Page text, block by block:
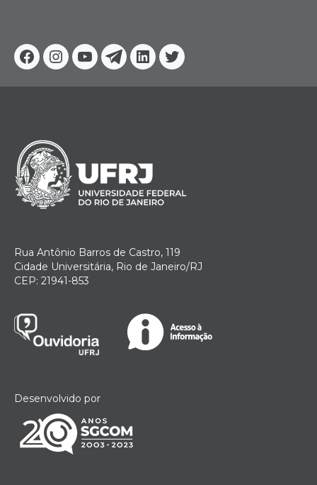
Facebook
Instagram
YoutubeTelegram
Linkedin
Twitter
Rua Antônio Barros de Castro, 119
Cidade Universitária, Rio de Janeiro/RJ
CEP: 21941-853
Desenvolvido por